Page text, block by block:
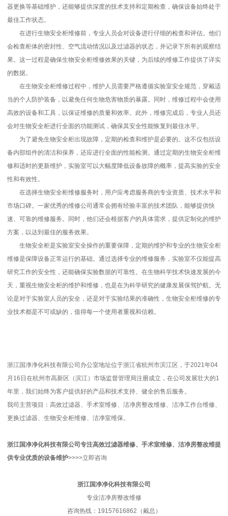
器更换等基础维护，还能够提供深度的技术支持和定期检查，确保设备始终处于
最佳工作状态。
在进行生物安全柜维修前，专业人员会对设备进行仔细的检查和评估。他们
会检查柜体的密封性、空气流动情况以及过滤器的状态，并记录下所有的观察结
果。这一过程是确保生物安全柜维修效果的关键，为后续的维修工作提供了详实
的数据。
在生物安全柜维修过程中，维护人员需要严格遵循实验室安全规范，穿戴适
当的个人防护装备，以避免任何生物危害物质的暴露。同时，维修过程中会使用
高效的设备和工具，以保证维修的质量和效率。此外，维修完成后，专业人员还
会对生物安全柜进行全面的功能测试，确保其安全性能恢复到最佳水平。
为了避免生物安全柜出现故障，定期的检查和维护是必要的。这不仅包括设
备内部组件的清洁和保养，还应进行全面的性能检测。通过定期的生物安全柜维
修和适时的更新维护，实验室可以大幅度降低设备故障的概率，提高实验的安全
性和有效性。
在选择生物安全柜维修服务时，用户应考虑服务商的专业资质、技术水平和
市场口碑。一家优秀的维修公司通常会拥有经验丰富的技术团队，能够提供快
速、可靠的维修服务。同时，他们还会根据客户的具体需求，提供定制化的维护
方案，以达到最佳的服务效果。
生物安全柜是实验室安全操作的重要保障，定期的维护和专业的生物安全柜
维修是保障设备正常运行的基础。通过选择专业的维修服务，实验室不仅能提高
研究工作的安全性，还能确保实验数据的可靠性。在生物科学技术快速发展的今
天，重视生物安全柜的维护和维修，也是在为科学研究的健康发展保驾护航。无
论是对于实验室人员的安全，还是对于实验结果的准确性，生物安全柜维修的专
业技术都是不可或缺的，值得每一个使用者重视和信赖。
浙江国净净化科技有限公司办公室地址位于浙江省杭州市滨江区，于2021年04
月16日在杭州市高新区（滨江）市场监督管理局注册成立，在公司发展壮大的1
年里，我们始终为客户提供好的产品和技术支持、健全的售后服务。
我司主营项目：高效过滤器、手术室维修、洁净房整改维修、洁净工作台维修、
更换过滤器、生物安全柜维修、洁净室维保。
浙江国净净化科技有限公司 专注高效过滤器维修、手术室维修、洁净房整改维提
供专业优质的设备维护>>>>立即咨询
浙江国净净化科技有限公司
专业洁净房整改维修
咨询热线：19157616862（戴总）